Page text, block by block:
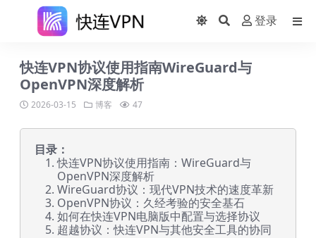
登录
快连VPN协议使用指南WireGuard与
OpenVPN深度解析
2026-03-15 博客 47
目录：
快连VPN协议使用指南：WireGuard与
OpenVPN深度解析
WireGuard协议：现代VPN技术的速度革新
OpenVPN协议：久经考验的安全基石
如何在快连VPN电脑版中配置与选择协议
超越协议：快连VPN与其他安全工具的协同